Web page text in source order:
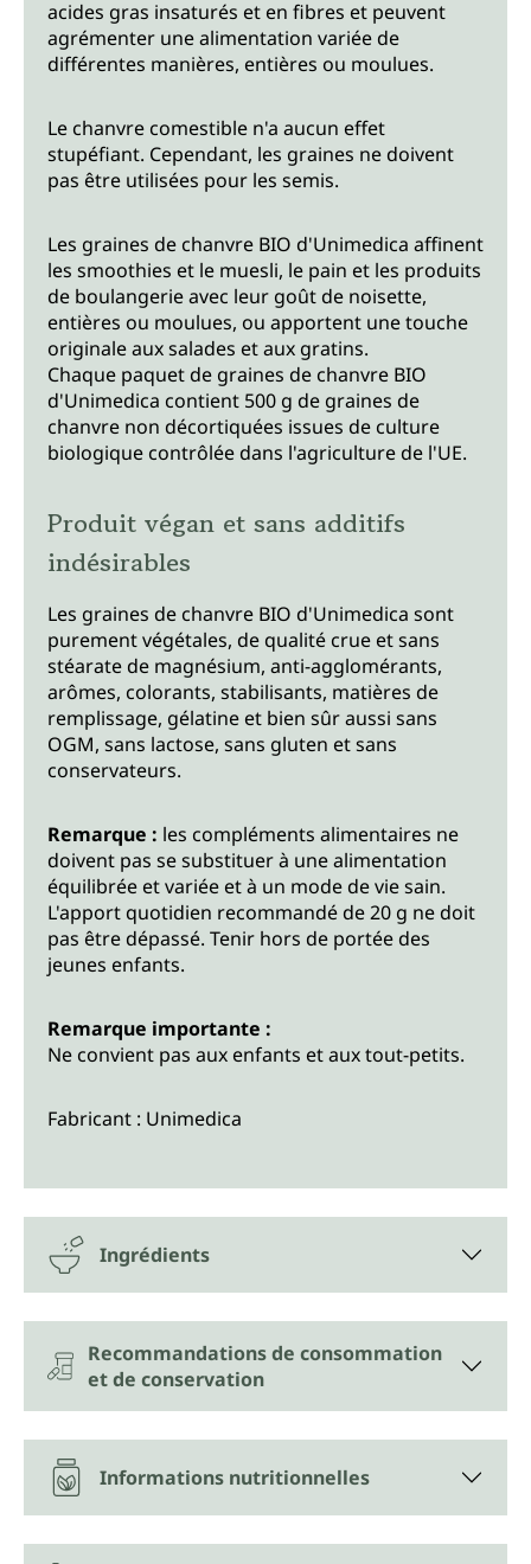
acides gras insaturés et en fibres et peuvent
agrémenter une alimentation variée de
différentes manières, entières ou moulues.
Le chanvre comestible n'a aucun effet
stupéfiant. Cependant, les graines ne doivent
pas être utilisées pour les semis.
Les graines de chanvre BIO d'Unimedica affinent
les smoothies et le muesli, le pain et les produits
de boulangerie avec leur goût de noisette,
entières ou moulues, ou apportent une touche
originale aux salades et aux gratins.
Chaque paquet de graines de chanvre BIO
d'Unimedica contient 500 g de graines de
chanvre non décortiquées issues de culture
biologique contrôlée dans l'agriculture de l'UE.
Produit végan et sans additifs
indésirables
Les graines de chanvre BIO d'Unimedica sont
purement végétales, de qualité crue et sans
stéarate de magnésium, anti-agglomérants,
arômes, colorants, stabilisants, matières de
remplissage, gélatine et bien sûr aussi sans
OGM, sans lactose, sans gluten et sans
conservateurs.
Remarque : les compléments alimentaires ne
doivent pas se substituer à une alimentation
équilibrée et variée et à un mode de vie sain.
L'apport quotidien recommandé de 20 g ne doit
pas être dépassé. Tenir hors de portée des
jeunes enfants.
Remarque importante :
Ne convient pas aux enfants et aux tout-petits.
Fabricant : Unimedica
Ingrédients
Recommandations de consommation
et de conservation
Informations nutritionnelles